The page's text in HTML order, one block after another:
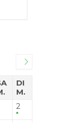
DI
M.
2